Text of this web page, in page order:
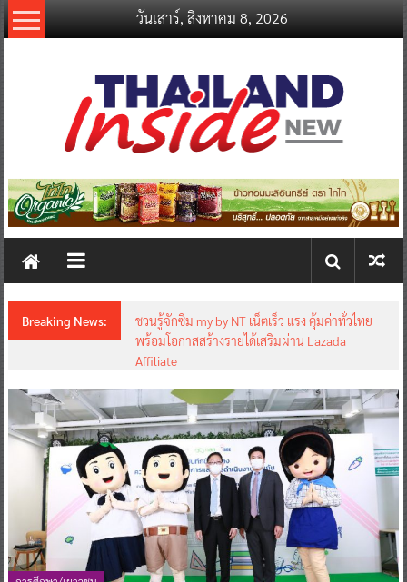
Skip
to
วันเสาร์, สิงหาคม 8, 2026
thailandinsidenew.com
Thailand
New
Breaking News:
ชวนรู้จักซิม my by NT เน็ตเร็ว แรง คุ้มค่าทั่วไทย
พร้อมโอกาสสร้างรายได้เสริมผ่าน Lazada
Affiliate